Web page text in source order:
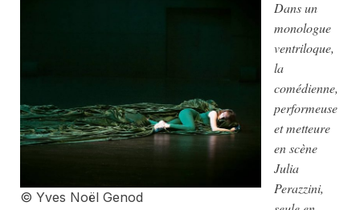
© Yves Noël Genod
Dans un
monologue
ventriloque,
la
comédienne,
performeuse
et metteure
en scène
Julia
Perazzini,